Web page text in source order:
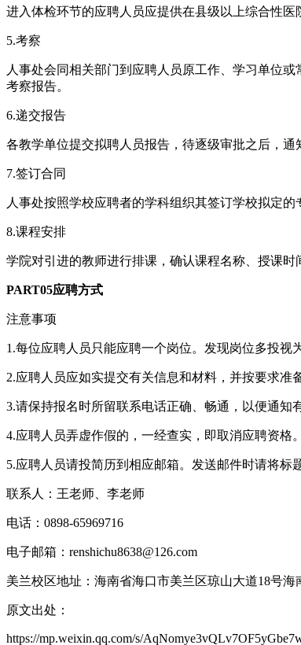
进入体检环节的应聘人员应提供在县级以上综合性医
5.考察
人事处会同相关部门到应聘人员原工作、学习单位
考察报告。
6.递交报告
各教学单位提交拟聘人员报告，待逐级审批之后，通
7.签订合同
人事处按照学校应聘者的学科组织其签订学校拟定的
8.课程安排
学院对引进的教师进行排课，确认课程名称、授课时
PART05应聘方式
注意事项
1.每位应聘人员只能应聘一个岗位。发现岗位多投视
2.应聘人员应如实提交有关信息和材料，并按要求准
3.请保持报名时所留联系电话正确、畅通，以便通知
4.应聘人员弄虚作假的，一经查实，即取消应聘资格。
5.应聘人员请投简历到相应邮箱。发送邮件时请将标
联系人：王老师、李老师
电话：0898-65969716
电子邮箱：renshichu8638@126.com
美兰校区地址：海南省海口市美兰区琼山大道18号海
原文出处：
https://mp.weixin.qq.com/s/